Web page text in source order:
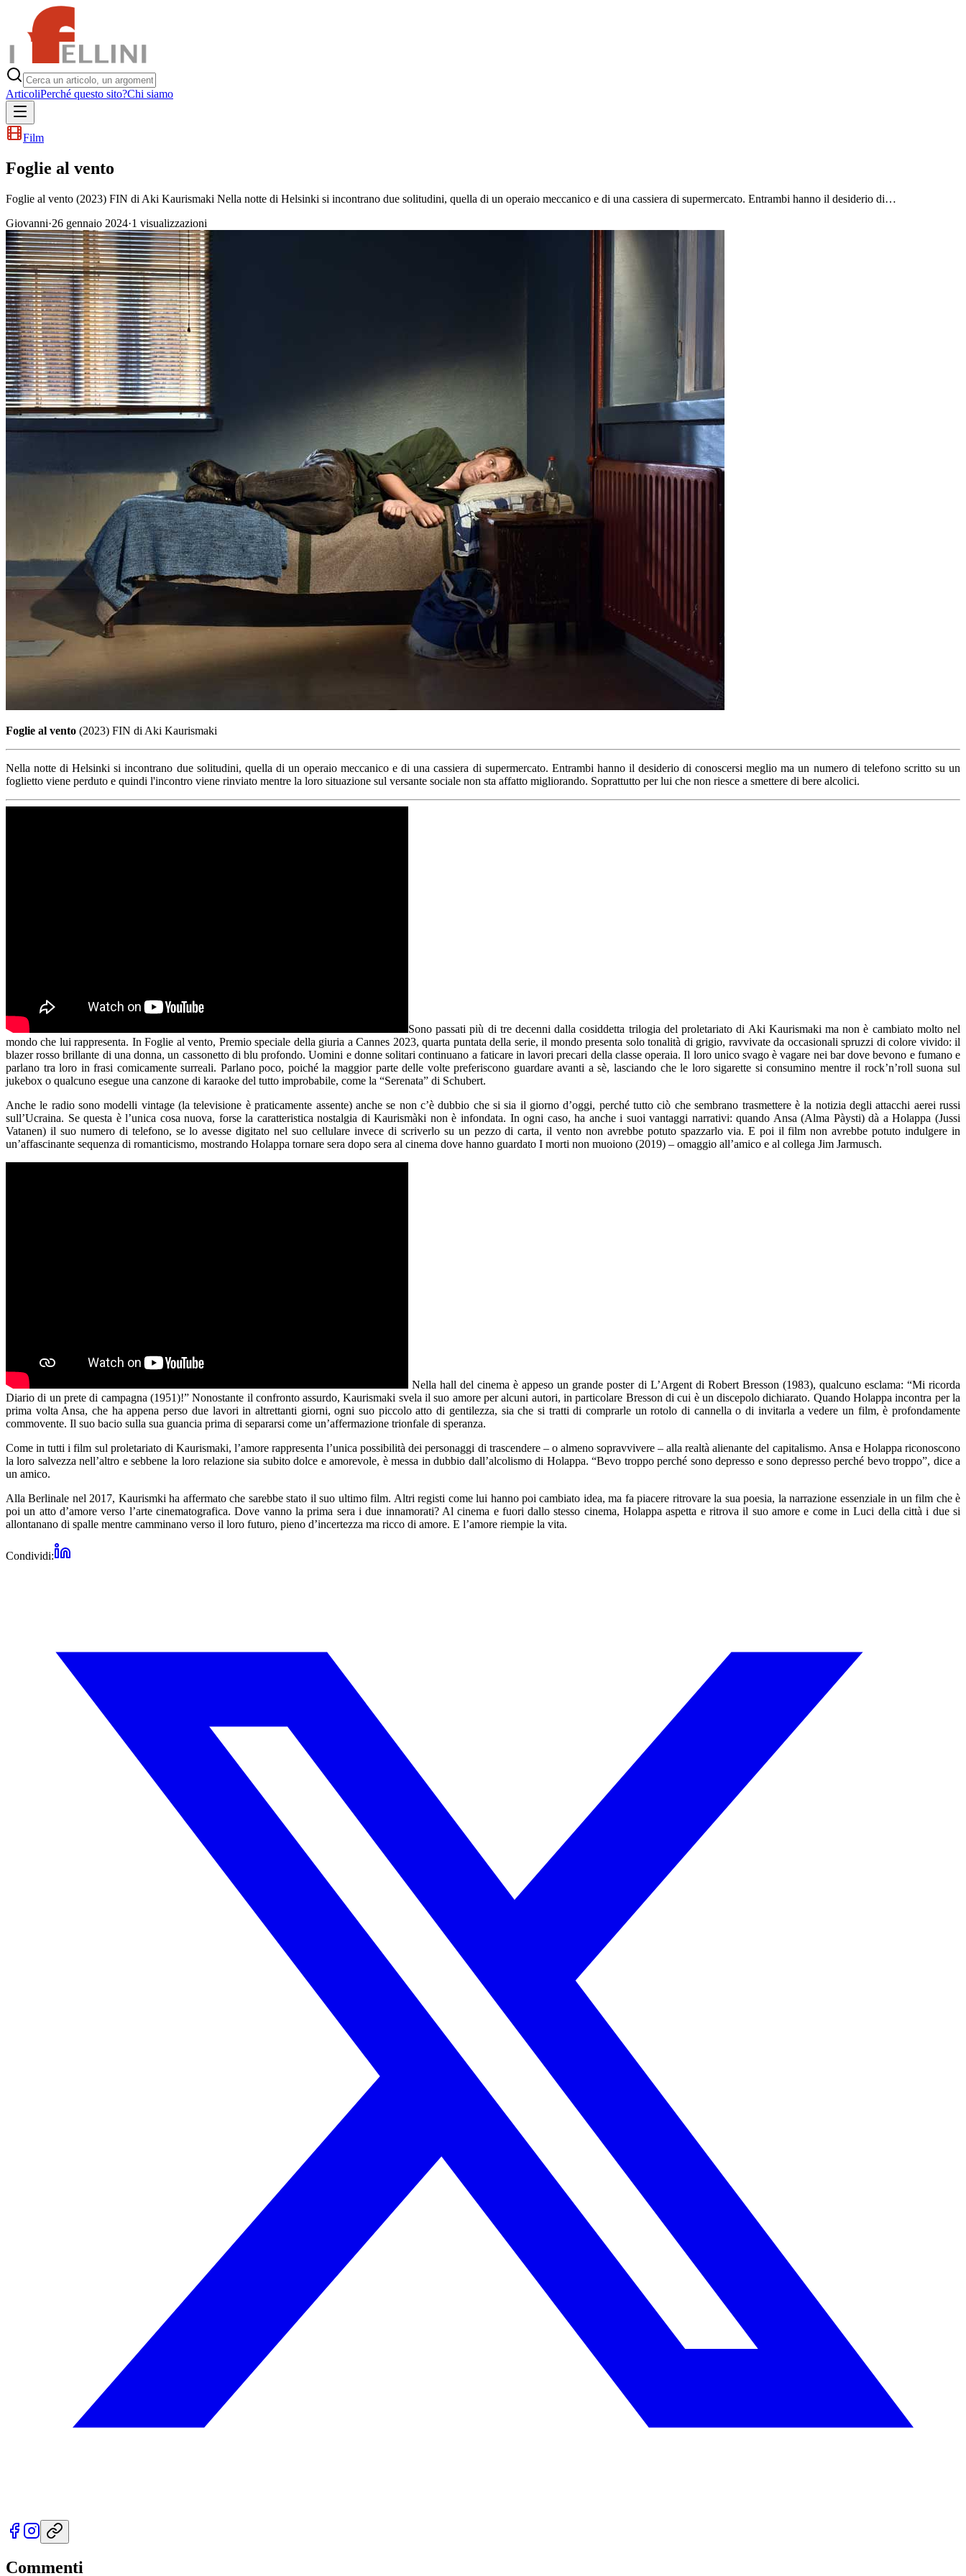
ArticoliPerché questo sito?Chi siamo
Film
Foglie al vento
Foglie al vento (2023) FIN di Aki Kaurismaki Nella notte di Helsinki si incontrano due solitudini, quella di un operaio meccanico e di una cassiera di supermercato. Entrambi hanno il desiderio di…
Giovanni·26 gennaio 2024·1 visualizzazioni
Foglie al vento (2023) FIN di Aki Kaurismaki
Nella notte di Helsinki si incontrano due solitudini, quella di un operaio meccanico e di una cassiera di supermercato. Entrambi hanno il desiderio di conoscersi meglio ma un numero di telefono scritto su un
foglietto viene perduto e quindi l'incontro viene rinviato mentre la loro situazione sul versante sociale non sta affatto migliorando. Soprattutto per lui che non riesce a smettere di bere alcolici.
Sono passati più di tre decenni dalla cosiddetta trilogia del proletariato di Aki Kaurismaki ma non è cambiato molto nel
mondo che lui rappresenta. In Foglie al vento, Premio speciale della giuria a Cannes 2023, quarta puntata della serie, il mondo presenta solo tonalità di grigio, ravvivate da occasionali spruzzi di colore vivido: il
blazer rosso brillante di una donna, un cassonetto di blu profondo. Uomini e donne solitari continuano a faticare in lavori precari della classe operaia. Il loro unico svago è vagare nei bar dove bevono e fumano e
parlano tra loro in frasi comicamente surreali. Parlano poco, poiché la maggior parte delle volte preferiscono guardare avanti a sè, lasciando che le loro sigarette si consumino mentre il rock’n’roll suona sul
jukebox o qualcuno esegue una canzone di karaoke del tutto improbabile, come la “Serenata” di Schubert.
Anche le radio sono modelli vintage (la televisione è praticamente assente) anche se non c’è dubbio che si sia il giorno d’oggi, perché tutto ciò che sembrano trasmettere è la notizia degli attacchi aerei russi
sull’Ucraina. Se questa è l’unica cosa nuova, forse la caratteristica nostalgia di Kaurismàki non è infondata. In ogni caso, ha anche i suoi vantaggi narrativi: quando Ansa (Alma Pàysti) dà a Holappa (Jussi
Vatanen) il suo numero di telefono, se lo avesse digitato nel suo cellulare invece di scriverlo su un pezzo di carta, il vento non avrebbe potuto spazzarlo via. E poi il film non avrebbe potuto indulgere in
un’affascinante sequenza di romanticismo, mostrando Holappa tornare sera dopo sera al cinema dove hanno guardato I morti non muoiono (2019) – omaggio all’amico e al collega Jim Jarmusch.
Nella hall del cinema è appeso un grande poster di L’Argent di Robert Bresson (1983), qualcuno esclama: “Mi ricorda
Diario di un prete di campagna (1951)!” Nonostante il confronto assurdo, Kaurismaki svela il suo amore per alcuni autori, in particolare Bresson di cui è un discepolo dichiarato. Quando Holappa incontra per la
prima volta Ansa, che ha appena perso due lavori in altrettanti giorni, ogni suo piccolo atto di gentilezza, sia che si tratti di comprarle un rotolo di cannella o di invitarla a vedere un film, è profondamente
commovente. Il suo bacio sulla sua guancia prima di separarsi come un’affermazione trionfale di speranza.
Come in tutti i film sul proletariato di Kaurismaki, l’amore rappresenta l’unica possibilità dei personaggi di trascendere – o almeno sopravvivere – alla realtà alienante del capitalismo. Ansa e Holappa riconoscono
la loro salvezza nell’altro e sebbene la loro relazione sia subito dolce e amorevole, è messa in dubbio dall’alcolismo di Holappa. “Bevo troppo perché sono depresso e sono depresso perché bevo troppo”, dice a
un amico.
Alla Berlinale nel 2017, Kaurismki ha affermato che sarebbe stato il suo ultimo film. Altri registi come lui hanno poi cambiato idea, ma fa piacere ritrovare la sua poesia, la narrazione essenziale in un film che è
poi un atto d’amore verso l’arte cinematografica. Dove vanno la prima sera i due innamorati? Al cinema e fuori dallo stesso cinema, Holappa aspetta e ritrova il suo amore e come in Luci della città i due si
allontanano di spalle mentre camminano verso il loro futuro, pieno d’incertezza ma ricco di amore. E l’amore riempie la vita.
Condividi:
Commenti